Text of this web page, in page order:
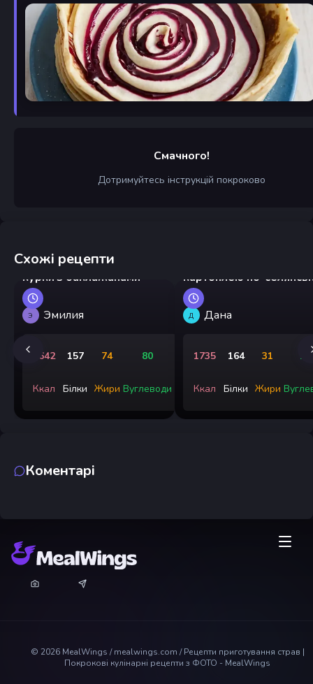
Смачного!
Дотримуйтесь інструкцій покроково
Схожі рецепти
Китайський стір-фрай з
курки з баклажанами
Э Эмилия
1642
Ккал
157
Білки
74
Жири
80
Вуглеводи
картоплею по-
Д Дана
1735
Ккал
164
Білки
31
Жири
Коментарі
© 2026 MealWings / mealwings.com /Рецепти приготування страв |
Покрокові кулінарні рецепти з ФОТО - MealWings